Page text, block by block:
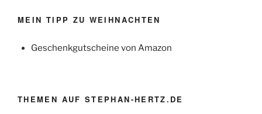
MEIN TIPP ZU WEIHNACHTEN
Geschenkgutscheine von Amazon
THEMEN AUF STEPHAN-HERTZ.DE